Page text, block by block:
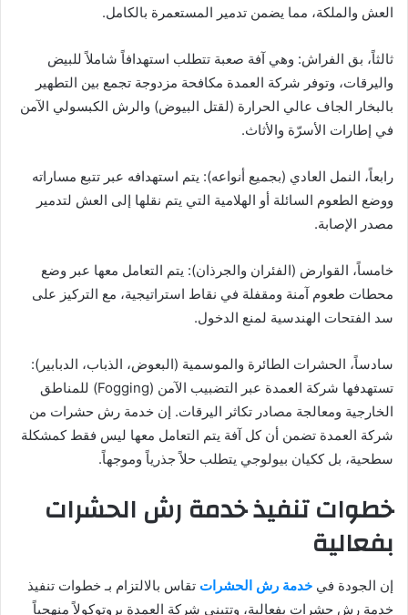
العش والملكة، مما يضمن تدمير المستعمرة بالكامل.
ثالثاً، بق الفراش: وهي آفة صعبة تتطلب استهدافاً شاملاً للبيض
واليرقات، وتوفر شركة العمدة مكافحة مزدوجة تجمع بين التطهير
بالبخار الجاف عالي الحرارة (لقتل البيوض) والرش الكبسولي الآمن
في إطارات الأسرّة والأثاث.
رابعاً، النمل العادي (بجميع أنواعه): يتم استهدافه عبر تتبع مساراته
ووضع الطعوم السائلة أو الهلامية التي يتم نقلها إلى العش لتدمير
مصدر الإصابة.
خامساً، القوارض (الفئران والجرذان): يتم التعامل معها عبر وضع
محطات طعوم آمنة ومقفلة في نقاط استراتيجية، مع التركيز على
سد الفتحات الهندسية لمنع الدخول.
سادساً، الحشرات الطائرة والموسمية (البعوض، الذباب، الدبابير):
تستهدفها شركة العمدة عبر التضبيب الآمن (Fogging) للمناطق
الخارجية ومعالجة مصادر تكاثر اليرقات. إن خدمة رش حشرات من
شركة العمدة تضمن أن كل آفة يتم التعامل معها ليس فقط كمشكلة
سطحية، بل ككيان بيولوجي يتطلب حلاً جذرياً وموجهاً.
خطوات تنفيذ خدمة رش الحشرات
بفعالية
إن الجودة في خدمة رش الحشرات تقاس بالالتزام بـ خطوات تنفيذ
خدمة رش حشرات بفعالية، وتتبنى شركة العمدة بروتوكولاً منهجياً